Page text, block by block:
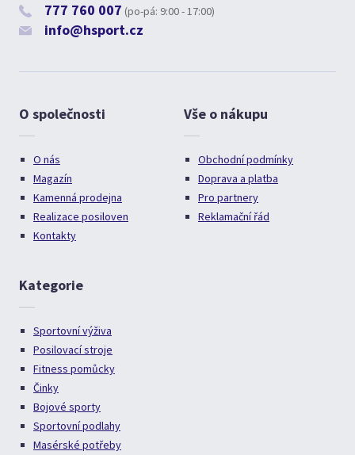
777 760 007 (po-pá: 9:00 - 17:00)
info@hsport.cz
O společnosti
O nás
Magazín
Kamenná prodejna
Realizace posiloven
Kontakty
Vše o nákupu
Obchodní podmínky
Doprava a platba
Pro partnery
Reklamační řád
Kategorie
Sportovní výživa
Posilovací stroje
Fitness pomůcky
Činky
Bojové sporty
Sportovní podlahy
Masérské potřeby